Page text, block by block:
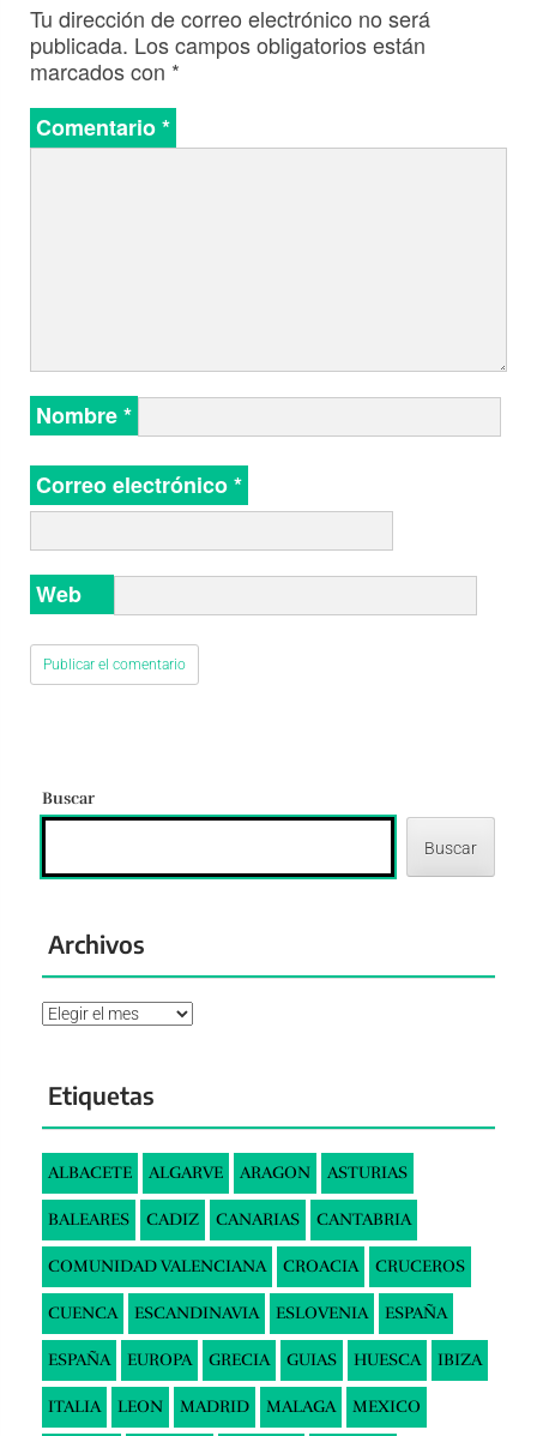
Tu dirección de correo electrónico no será
publicada. Los campos obligatorios están
marcados con *
Comentario*
Nombre*
Correo electrónico*
Web
Buscar
Buscar
Archivos
Archivos
Etiquetas
ALBACETE ALGARVE ARAGON ASTURIAS
BALEARES CADIZ CANARIAS CANTABRIA
COMUNIDAD VALENCIANA CROACIA CRUCEROS
CUENCA ESCANDINAVIA ESLOVENIA ESPAÑA
ESPAÑA EUROPA GRECIA GUIAS HUESCA IBIZA
ITALIA LEON MADRID MALAGA MEXICO